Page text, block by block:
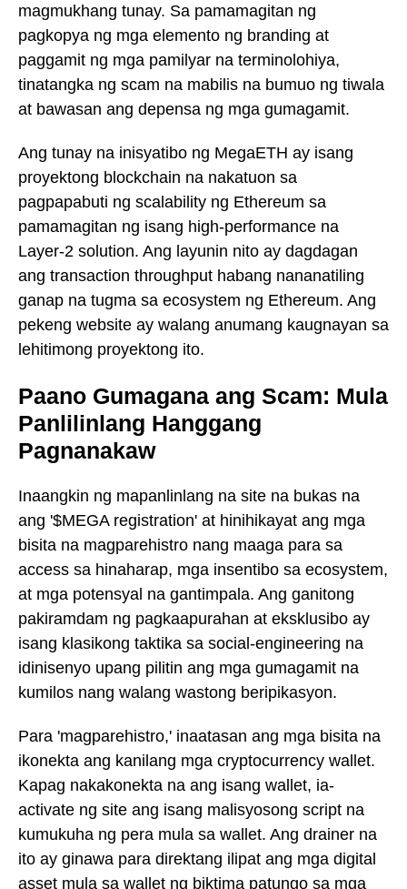
magmukhang tunay. Sa pamamagitan ng
pagkopya ng mga elemento ng branding at
paggamit ng mga pamilyar na terminolohiya,
tinatangka ng scam na mabilis na bumuo ng tiwala
at bawasan ang depensa ng mga gumagamit.
Ang tunay na inisyatibo ng MegaETH ay isang
proyektong blockchain na nakatuon sa
pagpapabuti ng scalability ng Ethereum sa
pamamagitan ng isang high-performance na
Layer-2 solution. Ang layunin nito ay dagdagan
ang transaction throughput habang nananatiling
ganap na tugma sa ecosystem ng Ethereum. Ang
pekeng website ay walang anumang kaugnayan sa
lehitimong proyektong ito.
Paano Gumagana ang Scam: Mula
Panlilinlang Hanggang
Pagnanakaw
Inaangkin ng mapanlinlang na site na bukas na
ang '$MEGA registration' at hinihikayat ang mga
bisita na magparehistro nang maaga para sa
access sa hinaharap, mga insentibo sa ecosystem,
at mga potensyal na gantimpala. Ang ganitong
pakiramdam ng pagkaapurahan at eksklusibo ay
isang klasikong taktika sa social-engineering na
idinisenyo upang pilitin ang mga gumagamit na
kumilos nang walang wastong beripikasyon.
Para 'magparehistro,' inaatasan ang mga bisita na
ikonekta ang kanilang mga cryptocurrency wallet.
Kapag nakakonekta na ang isang wallet, ia-
activate ng site ang isang malisyosong script na
kumukuha ng pera mula sa wallet. Ang drainer na
ito ay ginawa para direktang ilipat ang mga digital
asset mula sa wallet ng biktima patungo sa mga